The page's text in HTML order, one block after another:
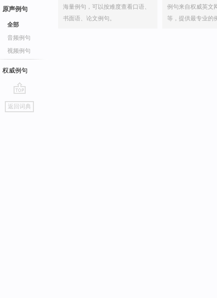
原声例句
全部
音频例句
视频例句
权威例句
go
top
返回词典
海量例句，可以按难度查看口语、
书面语、论文例句。
例句来自权威英文
等，提供最专业的